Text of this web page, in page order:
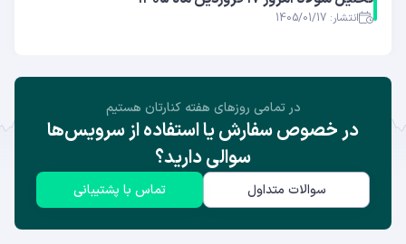
انتشار: 1405/01/17
در تمامی روز‌های هفته کنارتان هستیم
در خصوص سفارش یا استفاده از سرویس‌ها
سوالی دارید؟
سوالات متداول تماس با پشتیبانی